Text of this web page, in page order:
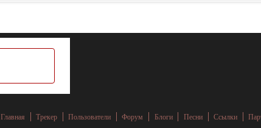
Главная Трекер Пользователи Форум Блоги Песни Ссылки